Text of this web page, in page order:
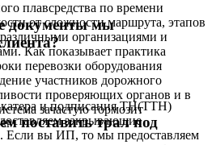
плавсредства по времени
от сложности маршрута, этапов
организациями и
Как показывает практика
перевозки оборудования
участников дорожного
проверяющих органов и в
зачастую тормозит
документы мы
и подписания ТН(ТТН)
закрывающие
Если вы ИП, то мы предоставляем
поставить трал под